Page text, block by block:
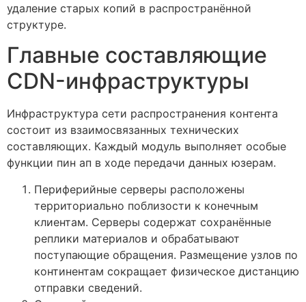
удаление старых копий в распространённой
структуре.
Главные составляющие
CDN-инфраструктуры
Инфраструктура сети распространения контента
состоит из взаимосвязанных технических
составляющих. Каждый модуль выполняет особые
функции пин ап в ходе передачи данных юзерам.
Периферийные серверы расположены
территориально поблизости к конечным
клиентам. Серверы содержат сохранённые
реплики материалов и обрабатывают
поступающие обращения. Размещение узлов по
континентам сокращает физическое дистанцию
отправки сведений.